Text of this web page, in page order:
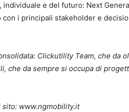
e del futuro: Next
i principali stakeholder e
Clickutility Team, che da
che da sempre si occupa di
sito: www.ngmobility.it